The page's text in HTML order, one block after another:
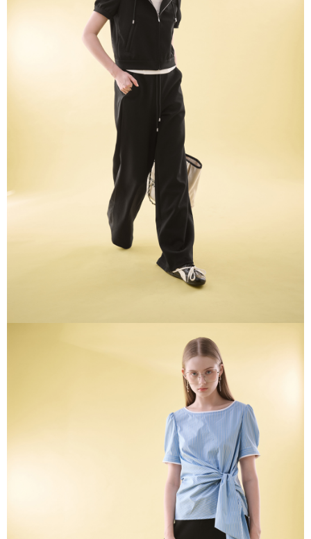
３．未成年的使用者請事先徵得法定代理人或監護人之同意方可使用
「AFTEE先享後付」，若未經同意申辦者引起之損失，本公司不負相關責
４．使用「AFTEE先享後付」時，將依據個別帳號之用戶狀況，依本公司即
時審查核予不同之上限額度；若仍有額度不足之情形，本公司將視審查結果
請求用戶進行身份認證。
５．嚴禁一人註冊多個帳號或使用他人資訊註冊。若發現惡意使用之情形，
恩沛科技股份有限公司將有權停止該用戶之使用額度並採取法律行動。